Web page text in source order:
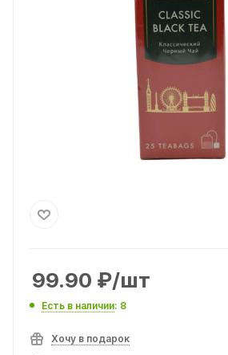
99.90 ₽/шт
Есть в наличии: 8
Хочу в подарок